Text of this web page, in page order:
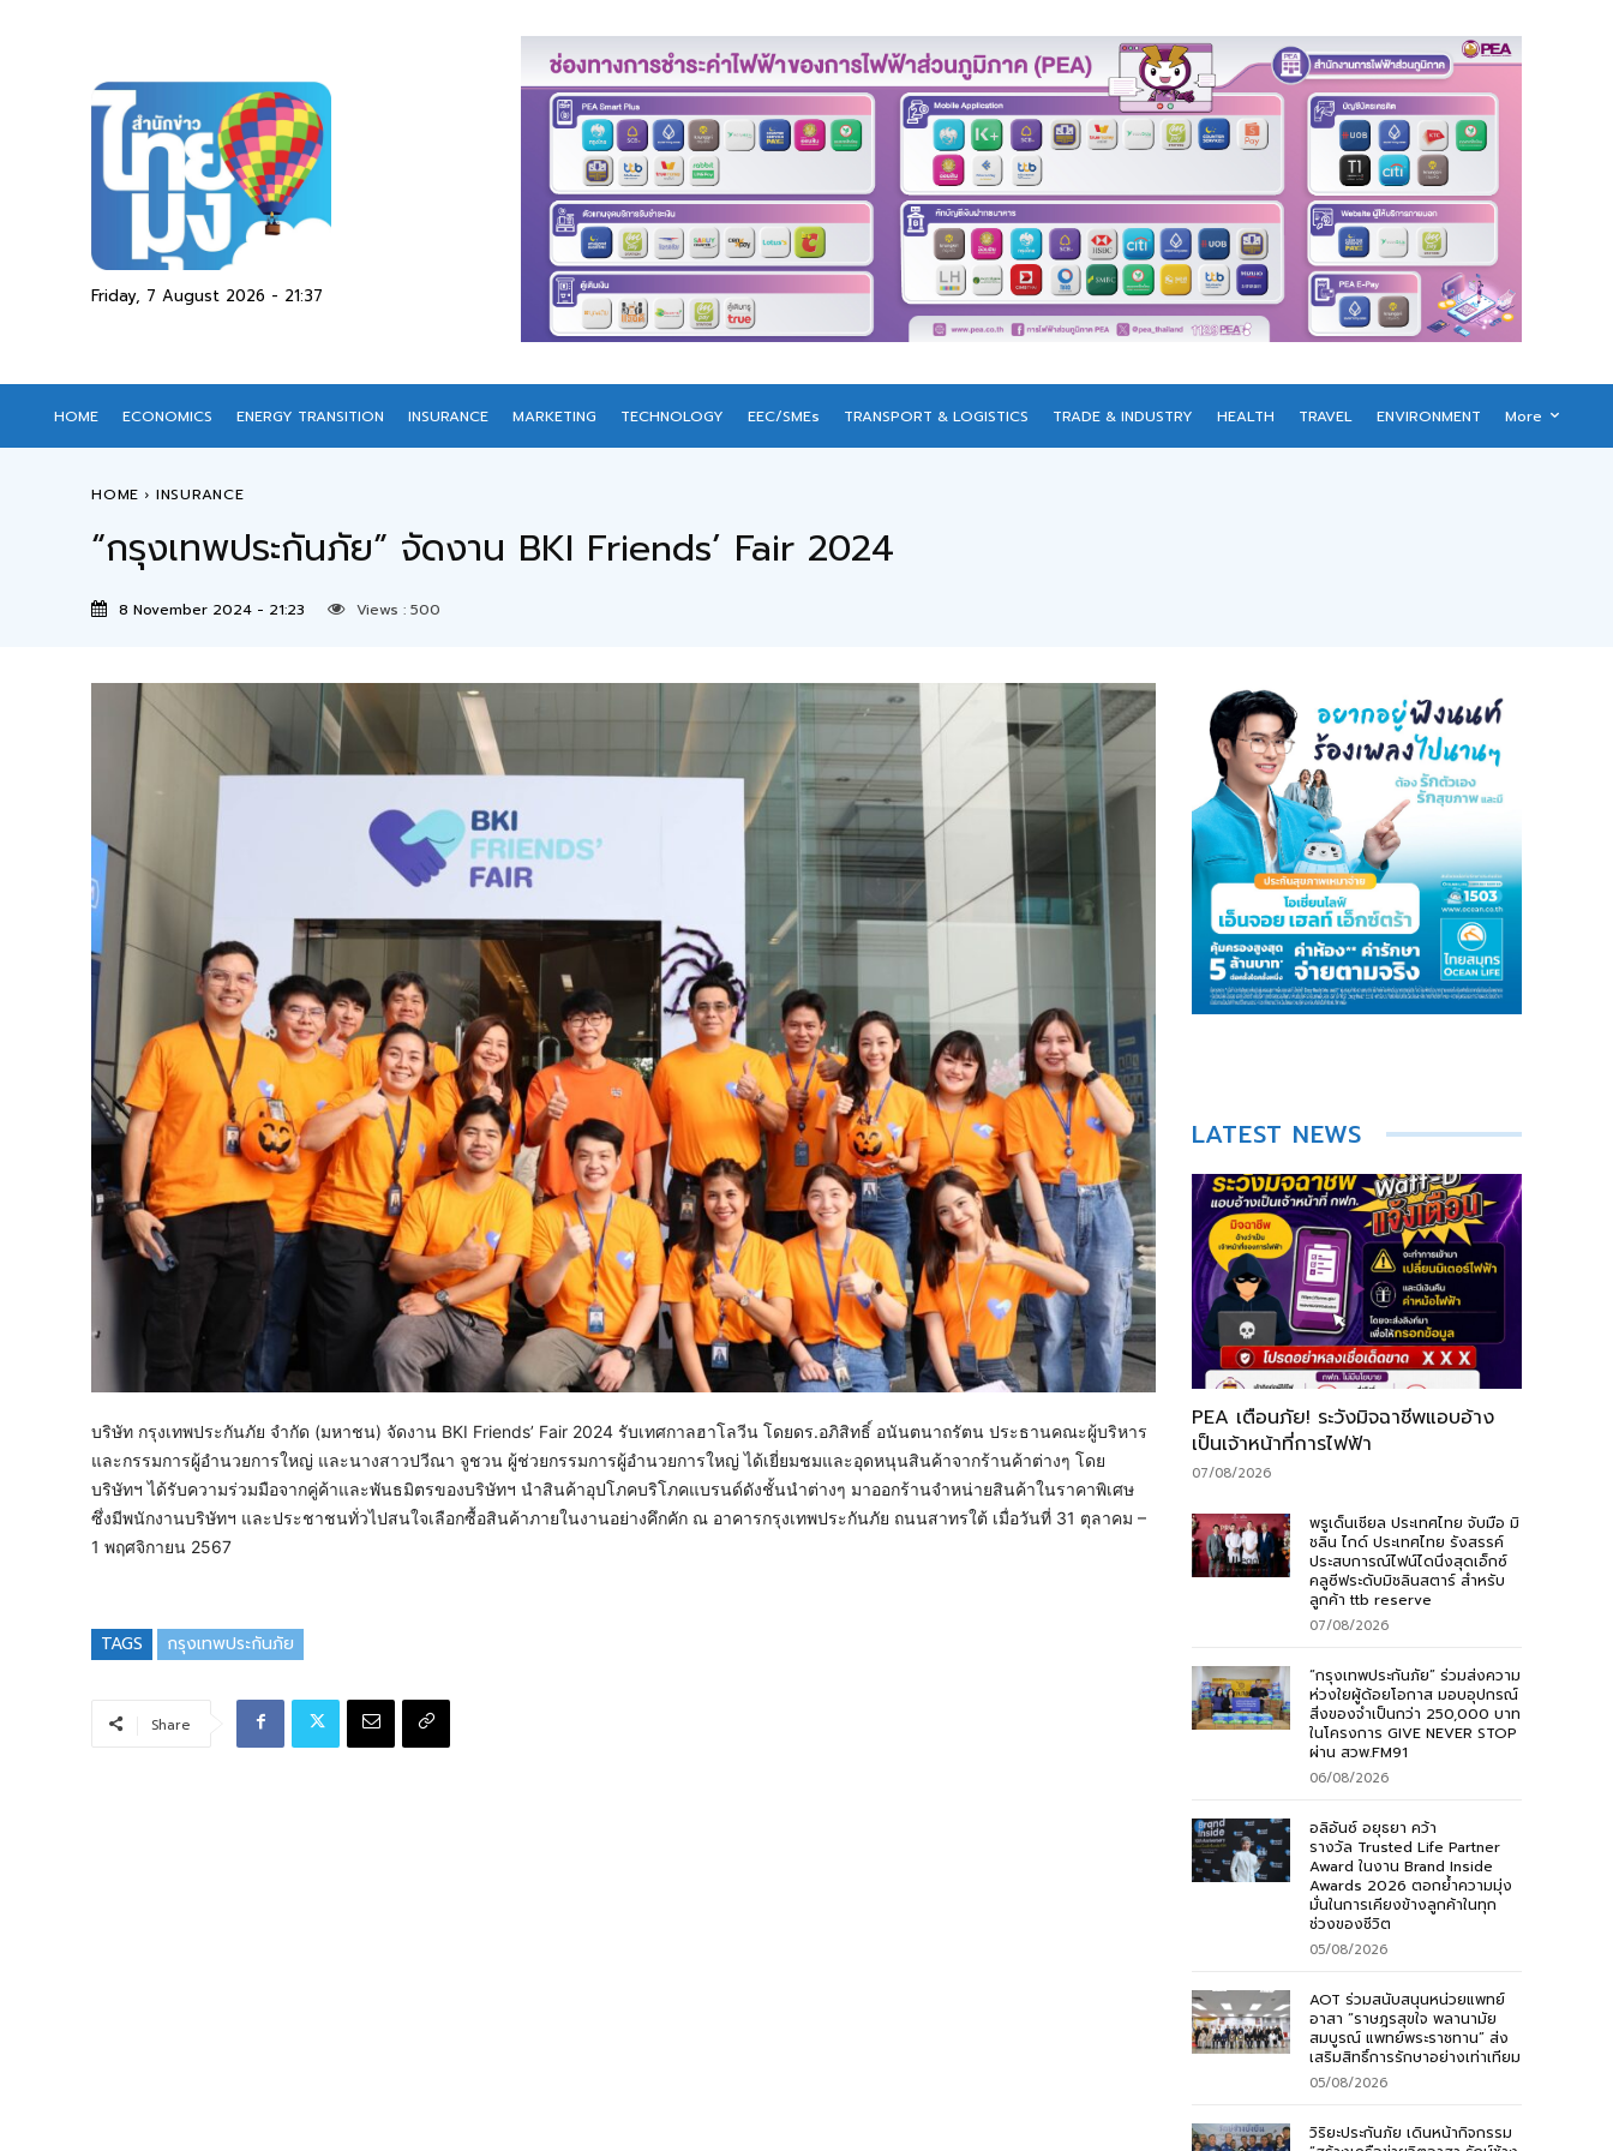
Friday, 7 August 2026 - 21:37
HOME ECONOMICS ENERGY TRANSITION INSURANCE MARKETING TECHNOLOGY EEC/SMEs TRANSPORT & LOGISTICS TRADE & INDUSTRY HEALTH TRAVEL ENVIRONMENT More
HOME INSURANCE
“กรุงเทพประกันภัย” จัดงาน BKI Friends’ Fair 2024
8 November 2024 - 21:23 Views : 500
บริษัท กรุงเทพประกันภัย จำกัด (มหาชน) จัดงาน BKI Friends’ Fair 2024 รับเทศกาลฮาโลวีน โดยดร.อภิสิทธิ์ อนันตนาถรัตน ประธานคณะผู้บริหาร
และกรรมการผู้อำนวยการใหญ่ และนางสาวปวีณา จูชวน ผู้ช่วยกรรมการผู้อำนวยการใหญ่ ได้เยี่ยมชมและอุดหนุนสินค้าจากร้านค้าต่างๆ โดย
บริษัทฯ ได้รับความร่วมมือจากคู่ค้าและพันธมิตรของบริษัทฯ นำสินค้าอุปโภคบริโภคแบรนด์ดังชั้นนำต่างๆ มาออกร้านจำหน่ายสินค้าในราคาพิเศษ
ซึ่งมีพนักงานบริษัทฯ และประชาชนทั่วไปสนใจเลือกซื้อสินค้าภายในงานอย่างคึกคัก ณ อาคารกรุงเทพประกันภัย ถนนสาทรใต้ เมื่อวันที่ 31 ตุลาคม –
1 พฤศจิกายน 2567
TAGS กรุงเทพประกันภัย
Share
LATEST NEWS
PEA เตือนภัย! ระวังมิจฉาชีพแอบอ้าง
เป็นเจ้าหน้าที่การไฟฟ้า
07/08/2026
พรูเด็นเชียล ประเทศไทย จับมือ มิ
ชลิน ไกด์ ประเทศไทย รังสรรค์
ประสบการณ์ไฟน์ไดนิ่งสุดเอ็กซ์
คลูซีฟระดับมิชลินสตาร์ สำหรับ
ลูกค้า ttb reserve
07/08/2026
“กรุงเทพประกันภัย” ร่วมส่งความ
ห่วงใยผู้ด้อยโอกาส มอบอุปกรณ์
สิ่งของจำเป็นกว่า 250,000 บาท
ในโครงการ GIVE NEVER STOP
ผ่าน สวพ.FM91
06/08/2026
อลิอันซ์ อยุธยา คว้า
รางวัล Trusted Life Partner
Award ในงาน Brand Inside
Awards 2026 ตอกย้ำความมุ่ง
มั่นในการเคียงข้างลูกค้าในทุก
ช่วงของชีวิต
05/08/2026
AOT ร่วมสนับสนุนหน่วยแพทย์
อาสา “ราษฎรสุขใจ พลานามัย
สมบูรณ์ แพทย์พระราชทาน” ส่ง
เสริมสิทธิ์การรักษาอย่างเท่าเทียม
05/08/2026
วิริยะประกันภัย เดินหน้ากิจกรรม